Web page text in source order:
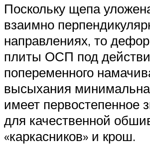
Поскольку щепа
взаимно
направлениях, то
плиты ОСП под
попеременного
высыхания
имеет первостепенное
для качественной
«каркасников» и крош.